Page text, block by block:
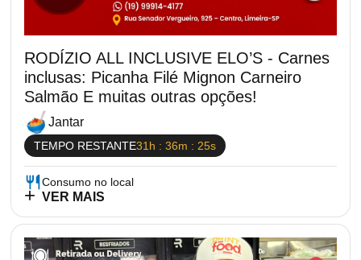
RODÍZIO ALL INCLUSIVE ELO’S - Carnes
inclusas: Picanha Filé Mignon Carneiro
Salmão E muitas outras opções!
Jantar
TEMPO RESTANTE31h : 36m : 25s
Consumo no local
VER MAIS